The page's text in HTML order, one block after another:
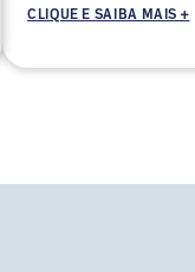
CLIQUE E SAIBA MAIS +